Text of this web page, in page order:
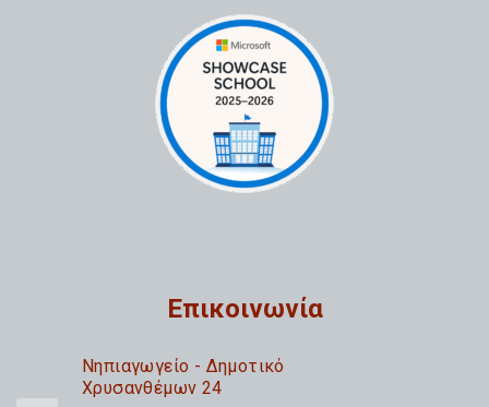
Επικοινωνία
Nηπιαγωγείο - Δημοτικό
Χρυσανθέμων 24